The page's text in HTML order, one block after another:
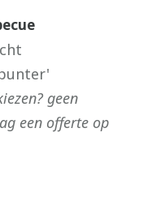
geen
een offerte op